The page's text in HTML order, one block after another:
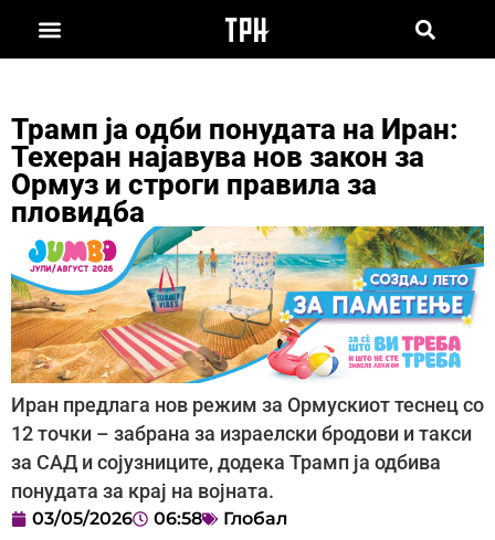
Трамп ја одби понудата на Иран:
Техеран најавува нов закон за
Ормуз и строги правила за
пловидба
Иран предлага нов режим за Ормускиот теснец со
12 точки – забрана за израелски бродови и такси
за САД и сојузниците, додека Трамп ја одбива
понудата за крај на војната.
03/05/2026 06:58 Глобал